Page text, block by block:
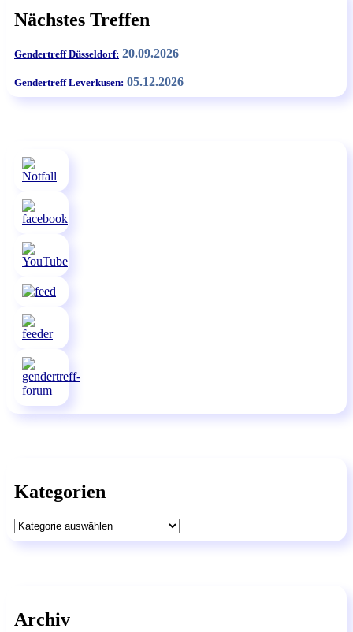
Nächstes Treffen
Gendertreff Düsseldorf: 20.09.2026
Gendertreff Leverkusen: 05.12.2026
Kategorien
Kategorien
Archiv